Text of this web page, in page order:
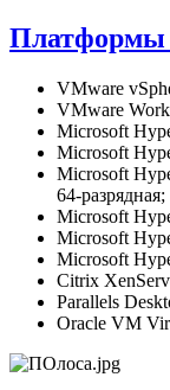
Платформы
VMware
VMware
Microsoft
Microsoft
Microsoft
64-разрядная;
Microsoft
Microsoft
Microsoft
Citrix
Parallels
Oracle VM